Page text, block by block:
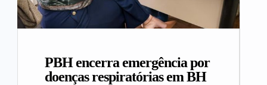
PBH encerra emergência por
doenças respiratórias em BH